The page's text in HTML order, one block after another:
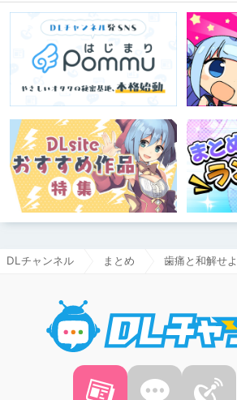
DLチャンネル まとめ 歯痛と和解せよ